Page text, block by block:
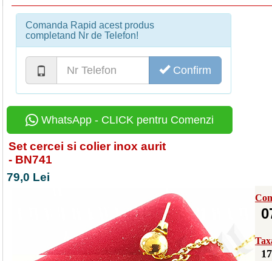
Comanda Rapid acest produs
completand Nr de Telefon!
Confirm
WhatsApp - CLICK pentru Comenzi
Set cercei si colier inox aurit
- BN741
79,0 Lei